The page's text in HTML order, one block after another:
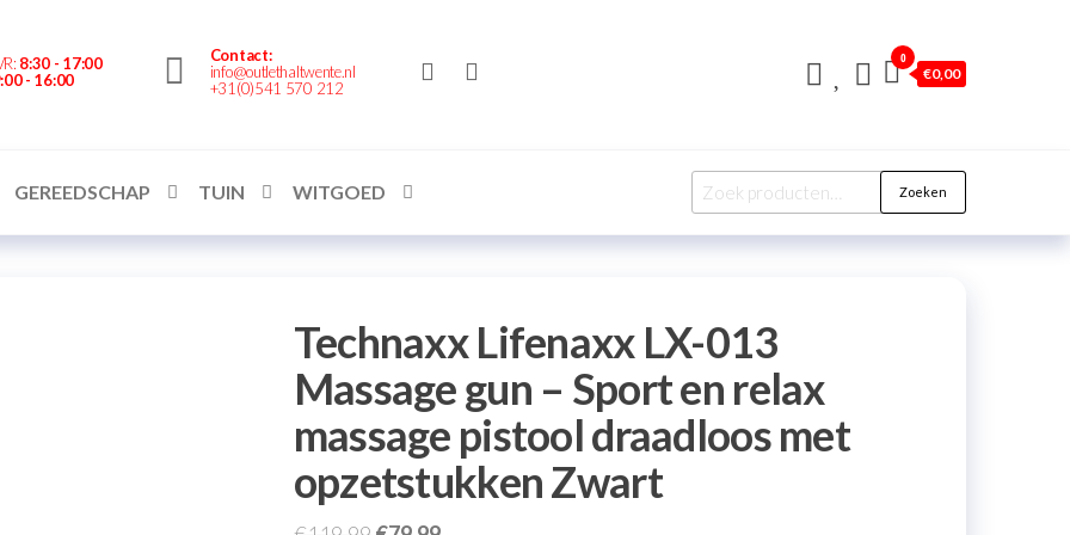
8:30 - 17:00
- 16:00
Contact:
info@outlethaltwente.nl
+31(0)541 570 212
0
€0,00
GEREEDSCHAP TUIN WITGOED Zoeken
Technaxx Lifenaxx LX-013
Massage gun – Sport en relax
massage pistool draadloos met
opzetstukken Zwart